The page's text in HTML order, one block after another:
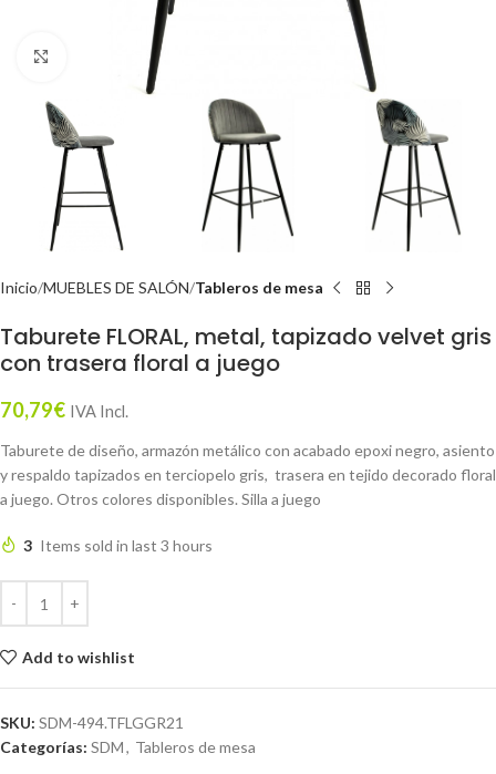
Click to enlarge
Inicio MUEBLES DE SALÓN Tableros de mesa
Taburete FLORAL, metal, tapizado velvet gris
con trasera floral a juego
70,79€ IVA Incl.
Taburete de diseño, armazón metálico con acabado epoxi negro, asiento
y respaldo tapizados en terciopelo gris, trasera en tejido decorado floral
a juego. Otros colores disponibles. Silla a juego
3 Items sold in last 3 hours
Add to wishlist
SKU: SDM-494.TFLGGR21
Categorías: SDM, Tableros de mesa